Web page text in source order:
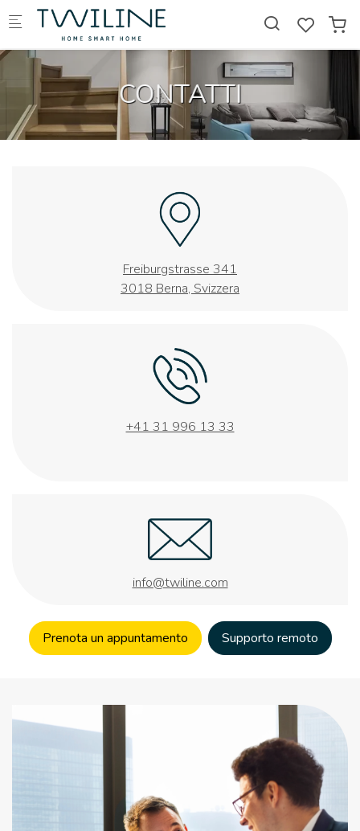
Skip to main content
CONTATTI
Freiburgstrasse 341
3018 Berna, Svizzera
+41 31 996 13 33
info@twiline.com
Prenota un appuntamento Supporto remoto